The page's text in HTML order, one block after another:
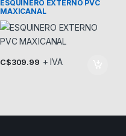
ESQUINERO EXTERNO PVC
MAXICANAL
C$309.99 + IVA